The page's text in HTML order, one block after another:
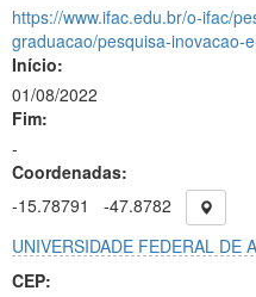
https://www.ifac.edu.br/o-ifac/
graduacao/pesquisa-inovacao-
Início:
01/08/2022
Fim:
-
Coordenadas:
-15.78791
-47.8782
UNIVERSIDADE FEDERAL DE
CEP: